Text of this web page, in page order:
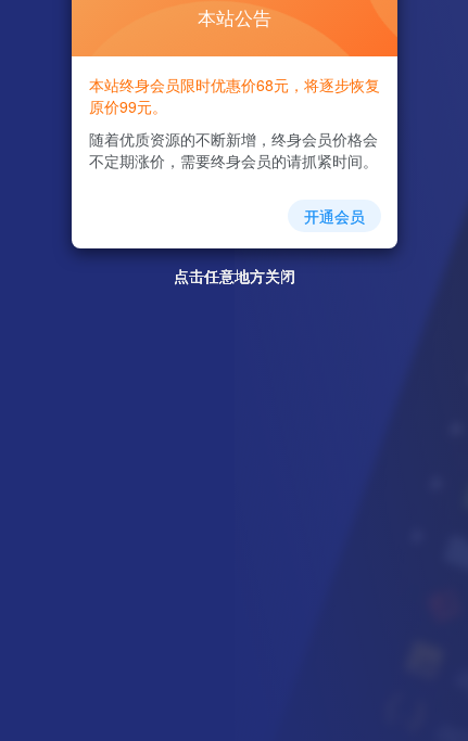
点击任意地方关闭
点击任意地方关闭
点击任意地方关闭
点击任意地方关闭
本站公告
本站终身会员限时优惠价68元，将逐步恢复
原价99元。
随着优质资源的不断新增，终身会员价格会
不定期涨价，需要终身会员的请抓紧时间。
开通会员